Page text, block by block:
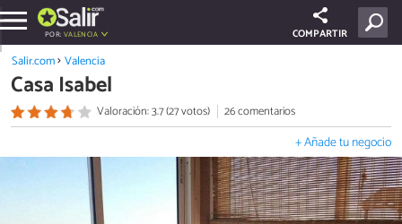
POR: VALENCIA COMPARTIR
Salir.com Valencia
Casa Isabel
Valoración: 3.7 (27 votos) 26 comentarios
+ Añade tu negocio